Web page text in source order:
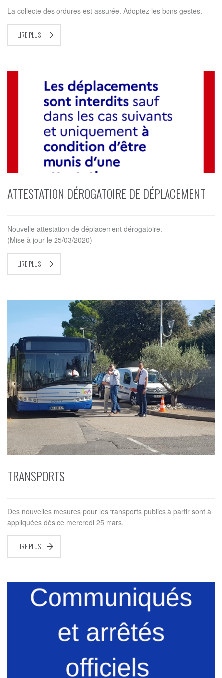
La collecte des ordures est assurée. Adoptez les bons gestes.
LIRE PLUS
ATTESTATION DÉROGATOIRE DE DÉPLACEMENT
Nouvelle attestation de déplacement dérogatoire.
(Mise à jour le 25/03/2020)
LIRE PLUS
TRANSPORTS
Des nouvelles mesures pour les transports publics à partir sont à
appliquées dès ce mercredi 25 mars.
LIRE PLUS